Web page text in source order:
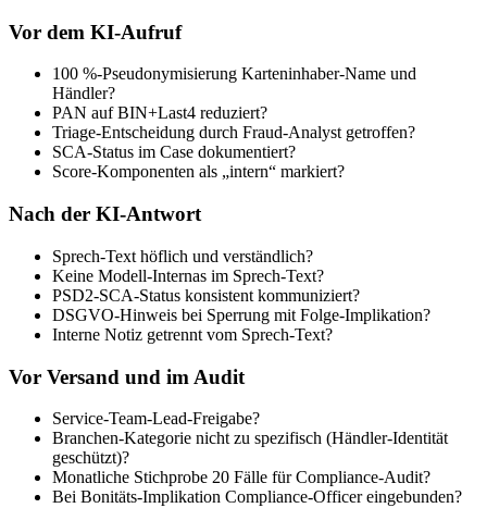
Vor dem KI-Aufruf
100 %-Pseudonymisierung Karteninhaber-Name und
Händler?
PAN auf BIN+Last4 reduziert?
Triage-Entscheidung durch Fraud-Analyst getroffen?
SCA-Status im Case dokumentiert?
Score-Komponenten als „intern“ markiert?
Nach der KI-Antwort
Sprech-Text höflich und verständlich?
Keine Modell-Internas im Sprech-Text?
PSD2-SCA-Status konsistent kommuniziert?
DSGVO-Hinweis bei Sperrung mit Folge-Implikation?
Interne Notiz getrennt vom Sprech-Text?
Vor Versand und im Audit
Service-Team-Lead-Freigabe?
Branchen-Kategorie nicht zu spezifisch (Händler-Identität
geschützt)?
Monatliche Stichprobe 20 Fälle für Compliance-Audit?
Bei Bonitäts-Implikation Compliance-Officer eingebunden?